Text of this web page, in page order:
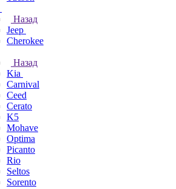
Назад
Jeep
Cherokee
Назад
Kia
Carnival
Ceed
Cerato
K5
Mohave
Optima
Picanto
Rio
Seltos
Sorento